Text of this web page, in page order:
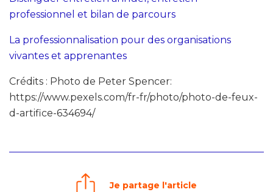
professionnel et bilan de parcours
La professionnalisation pour des organisations
vivantes et apprenantes
Crédits : Photo de Peter Spencer:
https://www.pexels.com/fr-fr/photo/photo-de-feux-
d-artifice-634694/
Je partage l'article